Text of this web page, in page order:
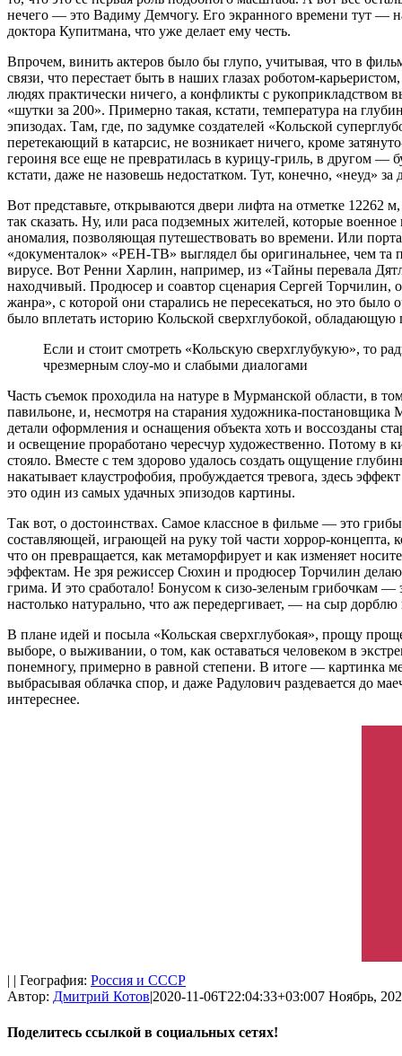
нечего — это Вадиму Демчогу. Его экранного времени тут —
доктора Купитмана, что уже делает ему честь.
Впрочем, винить актеров было бы глупо, учитывая, что в
связи, что перестает быть в наших глазах роботом-
людях практически ничего, а конфликты с рукоприкладством
«шутки за 200». Примерно такая, кстати, температура на
эпизодах. Там, где, по задумке создателей «Кольской
перетекающий в катарсис, не возникает ничего, кроме
героиня все еще не превратилась в курицу-гриль, в другом —
кстати, даже не назовешь недостатком. Тут, конечно, «неуд»
Вот представьте, открываются двери лифта на отметке 12262
так сказать. Ну, или раса подземных жителей, которые
аномалия, позволяющая путешествовать во времени. Или
«документалок» «РЕН-ТВ» выглядел бы оригинальнее, чем та
вирусе. Вот Ренни Харлин, например, из «Тайны перевала
находчивый. Продюсер и соавтор сценария Сергей Торчилин,
жанра», с которой они старались не пересекаться, но это
было вплетать историю Кольской сверхглубокой,
Если и стоит смотреть «Кольскую сверхглубукую», то
чрезмерным слоу-мо и слабыми диалогами
Часть съемок проходила на натуре в Мурманской области, в
павильоне, и, несмотря на старания художника-постановщика
детали оформления и оснащения объекта хоть и воссозданы
и освещение проработано чересчур художественно. Потому в
стояло. Вместе с тем здорово удалось создать ощущение
накатывает клаустрофобия, пробуждается тревога, здесь
это один из самых удачных эпизодов картины.
Так вот, о достоинствах. Самое классное в фильме — это
составляющей, играющей на руку той части хоррор-концепта,
что он превращается, как метаморфирует и как изменяет
эффектам. Не зря режиссер Сюхин и продюсер Торчилин
грима. И это сработало! Бонусом к сизо-зеленым грибочкам
настолько натурально, что аж передергивает, — на сыр
В плане идей и посыла «Кольская сверхглубокая», прощу
выборе, о выживании, о том, как оставаться человеком в
понемногу, примерно в равной степени. В итоге — картинка
выбрасывая облачка спор, и даже Радулович раздевается до
интереснее.
| | География: Россия и СССР
Автор: Дмитрий Котов|2020-11-06T22:04:33+03:007 Ноябрь,
Поделитесь ссылкой в социальных сетях!